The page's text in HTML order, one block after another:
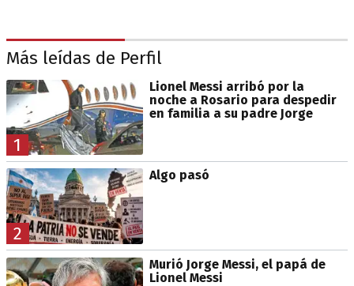
Más leídas de Perfil
1
Lionel Messi arribó por la
noche a Rosario para despedir
en familia a su padre Jorge
2
Algo pasó
Murió Jorge Messi, el papá de
Lionel Messi